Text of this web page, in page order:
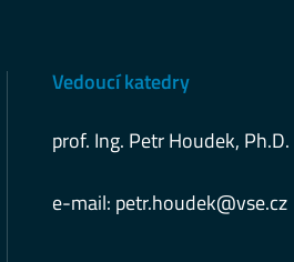
Vedoucí katedry
prof. Ing. Petr Houdek, Ph.D.
e-mail: petr.houdek@vse.cz